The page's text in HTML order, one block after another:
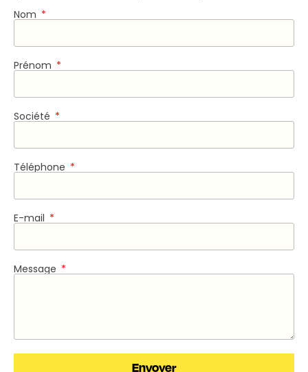
Nom
Prénom
Société
Téléphone
E-mail
Message
Envoyer